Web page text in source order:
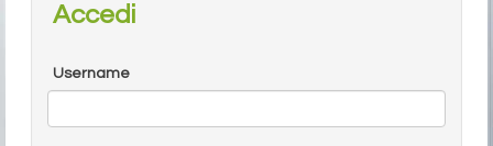
Accedi
Username